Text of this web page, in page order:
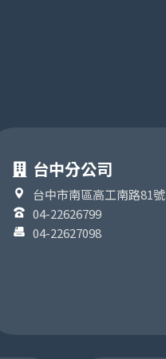
台中分公司
台中市南區高工南路81號
04-22626799
04-22627098